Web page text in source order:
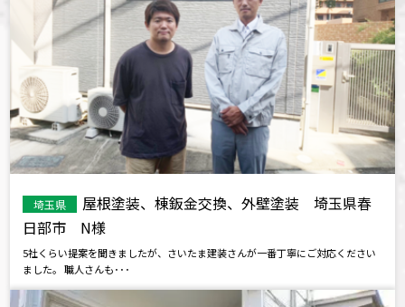
埼玉県
屋根塗装、棟鈑金交換、外壁塗装 埼玉県春
日部市 N様
5社くらい提案を聞きましたが、さいたま建装さんが一番丁寧にご対応ください
ました。 職人さんも･･･